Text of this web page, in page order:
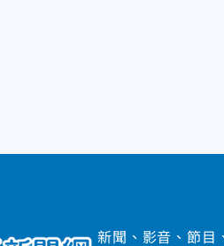
新聞、影音、節目